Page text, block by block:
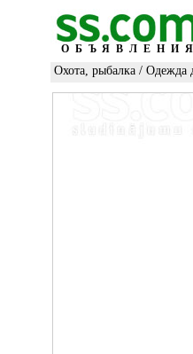
ОБЪЯВЛЕНИЯ
Охота, рыбалка / Одежда